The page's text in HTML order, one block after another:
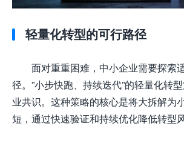
轻量化转型的可行路径
面对重重困难，中小企业需要探索
径。”小步快跑、持续迭代”的轻量化转
业共识。这种策略的核心是将大拆解为
短，通过快速验证和持续优化降低转型风